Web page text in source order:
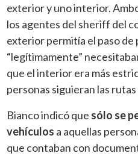
exterior y uno interior.
los agentes del sheriff del
exterior permitía el paso de
“legítimamente”
que el interior era más
personas siguieran las
Bianco indicó que sólo se
vehículos a aquellas
que contaban con